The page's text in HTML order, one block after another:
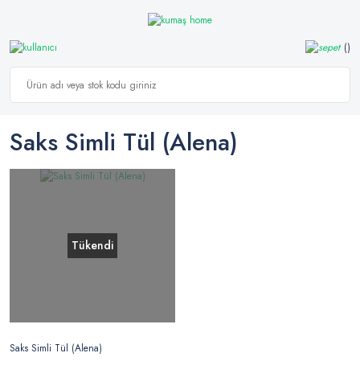
Saks Simli Tül (alena)
Tükendi
Saks Simli Tül (Alena)